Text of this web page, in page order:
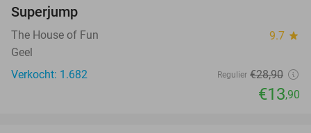
Superjump
The House of Fun 9.7 star
Geel
Verkocht: 1.682
Regulier €28,90
€13,90